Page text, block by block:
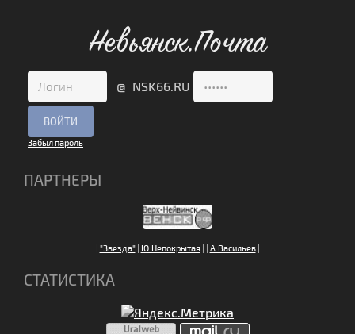
Невьянск.Почта
@ NSK66.RU
Забыл пароль
ПАРТНЕРЫ
| "Звезда"| Ю.Непокрытая| | А.Васильев|
СТАТИСТИКА